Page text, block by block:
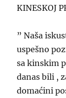
KINESKOJ
” Naša
uspešno
sa kinskim
danas bili ,
domaćini